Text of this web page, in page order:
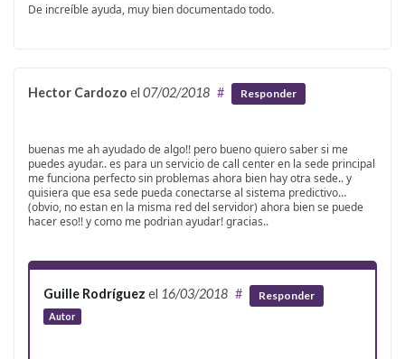
De increíble ayuda, muy bien documentado todo.
Hector Cardozo el 07/02/2018 # Responder
buenas me ah ayudado de algo!! pero bueno quiero saber si me
puedes ayudar.. es para un servicio de call center en la sede principal
me funciona perfecto sin problemas ahora bien hay otra sede.. y
quisiera que esa sede pueda conectarse al sistema predictivo…
(obvio, no estan en la misma red del servidor) ahora bien se puede
hacer eso!! y como me podrian ayudar! gracias..
Guille Rodríguez el 16/03/2018
Autor
# Responder